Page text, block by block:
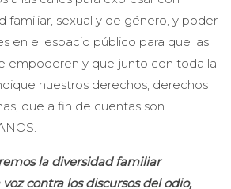
familiar, sexual y de género, y poder
en el espacio público para que las
empoderen y que junto con toda la
nuestros derechos, derechos
que a fin de cuentas son
la diversidad familiar
contra los discursos del odio,